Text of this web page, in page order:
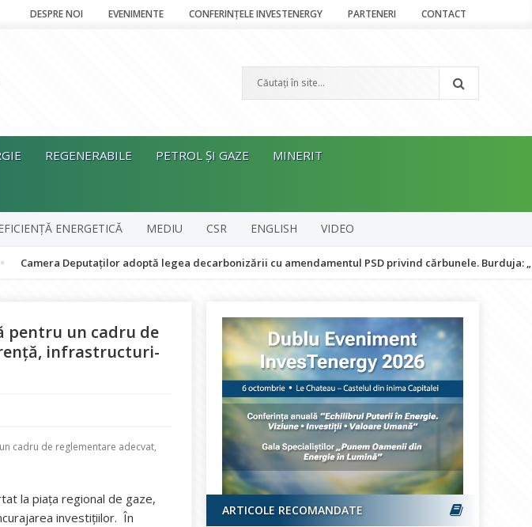
DESPRE NOI EVENIMENTE CONFERINȚELE INVESTENERGY PARTENERI CONTACT
REGENERABILE PETROL ȘI GAZE MINERIT
ENERGETICĂ MEDIU CSR ENGLISH VIDEO
adoptă legea decarbonizării cu amendamentul PSD privind cărbunele. Burduja: „Legea nu
pentru un cadru de
infrastructuri-
cadru de reglementare adecvat,
la piața regional de gaze,
investițiilor. În
ARTICOLE RECOMANDATE